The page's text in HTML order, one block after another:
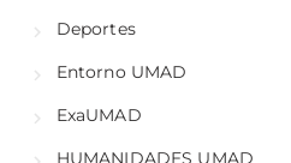
Deportes
Entorno UMAD
ExaUMAD
HUMANIDADES UMAD